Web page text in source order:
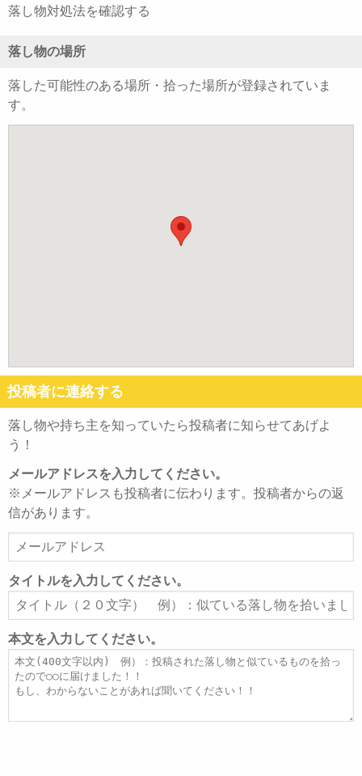
落し物対処法を確認する
落し物の場所
落した可能性のある場所・拾った場所が登録されていま
す。
投稿者に連絡する
落し物や持ち主を知っていたら投稿者に知らせてあげよ
う！
メールアドレスを入力してください。
※メールアドレスも投稿者に伝わります。投稿者からの返
信があります。
ー
ル
ア
ド
レ
ス
タイトルを入力してください。
タ
イ
ト
ル
本文を入力してください。
本
文